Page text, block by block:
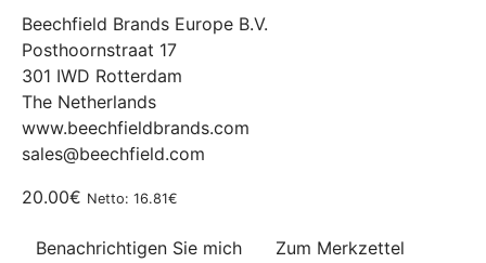
Beechfield Brands Europe B.V.
Posthoornstraat 17
301 IWD Rotterdam
The Netherlands
www.beechfieldbrands.com
sales@beechfield.com
20.00€ Netto: 16.81€
Benachrichtigen Sie mich
Zum Merkzettel